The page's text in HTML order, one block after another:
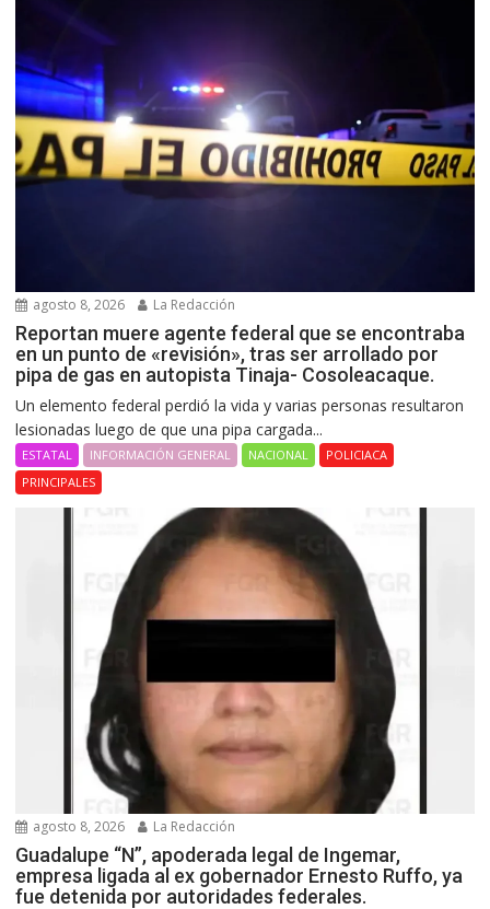
agosto 8, 2026 La Redacción
Reportan muere agente federal que se encontraba
en un punto de «revisión», tras ser arrollado por
pipa de gas en autopista Tinaja- Cosoleacaque.
Un elemento federal perdió la vida y varias personas resultaron
lesionadas luego de que una pipa cargada...
ESTATAL INFORMACIÓN GENERAL NACIONAL
POLICIACA
PRINCIPALES
agosto 8, 2026 La Redacción
Guadalupe “N”, apoderada legal de Ingemar,
empresa ligada al ex gobernador Ernesto Ruffo, ya
fue detenida por autoridades federales.